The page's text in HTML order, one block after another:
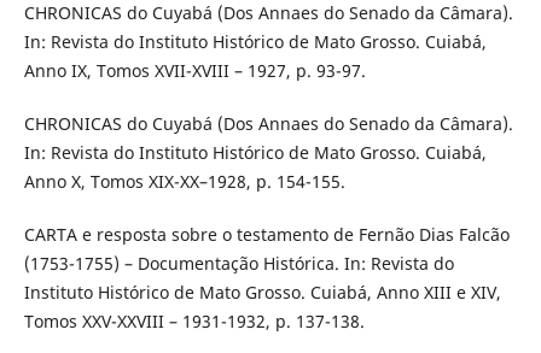
CHRONICAS do Cuyabá (Dos Annaes do Senado da Câmara).
In: Revista do Instituto Histórico de Mato Grosso. Cuiabá,
Anno IX, Tomos XVII-XVIII – 1927, p. 93-97.
CHRONICAS do Cuyabá (Dos Annaes do Senado da Câmara).
In: Revista do Instituto Histórico de Mato Grosso. Cuiabá,
Anno X, Tomos XIX-XX–1928, p. 154-155.
CARTA e resposta sobre o testamento de Fernão Dias Falcão
(1753-1755) – Documentação Histórica. In: Revista do
Instituto Histórico de Mato Grosso. Cuiabá, Anno XIII e XIV,
Tomos XXV-XXVIII – 1931-1932, p. 137-138.